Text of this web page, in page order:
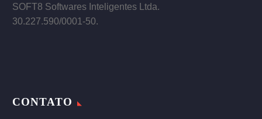
SOFT8 Softwares Inteligentes Ltda.
30.227.590/0001­-50.
CONTATO